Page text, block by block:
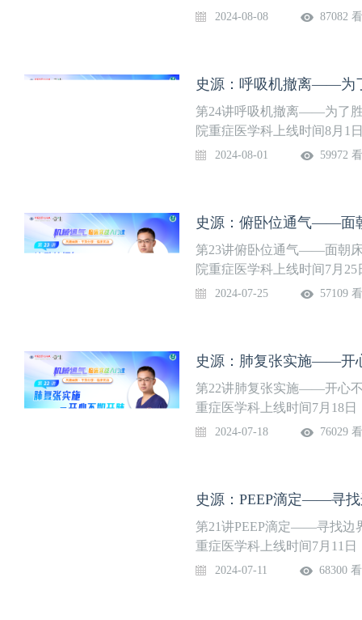
习，并真正掌握呼吸机相关
通气和无创呼吸机辅助通气
师，开设《机械通气临床实
原理，到参数波形、报警撤
量吸氧……通过28节深入浅
掌握呼吸机相关实用知识。
2024-08-08 87082
史源：呼吸机撤离——为
第24讲呼吸机撤离——为了
院重症医学科上线时间8月1
通气和无创呼吸机辅助通气
师，开设《机械通气临床实
原理，到参数波形、报警撤
量吸氧……通过28节深入浅
掌握呼吸机相关实用知识。
2024-08-01 59972
史源：俯卧位通气——面
第23讲俯卧位通气——面朝
院重症医学科上线时间7月
助通气和无创呼吸机辅助通
医师，开设《机械通气临床
构原理，到参数波形、报警
流量吸氧……通过28节深入
正掌握呼吸机相关实用知识
2024-07-25 57109
史源：肺复张实施——开
第22讲肺复张实施——开心
重症医学科上线时间7月18
通气和无创呼吸机辅助通气
师，开设《机械通气临床实
原理，到参数波形、报警撤
量吸氧……通过28节深入浅
掌握呼吸机相关实用知识。
2024-07-18 76029
史源：PEEP滴定——寻
第21讲PEEP滴定——寻找边
重症医学科上线时间7月11
通气和无创呼吸机辅助通气
2024-07-11 68300